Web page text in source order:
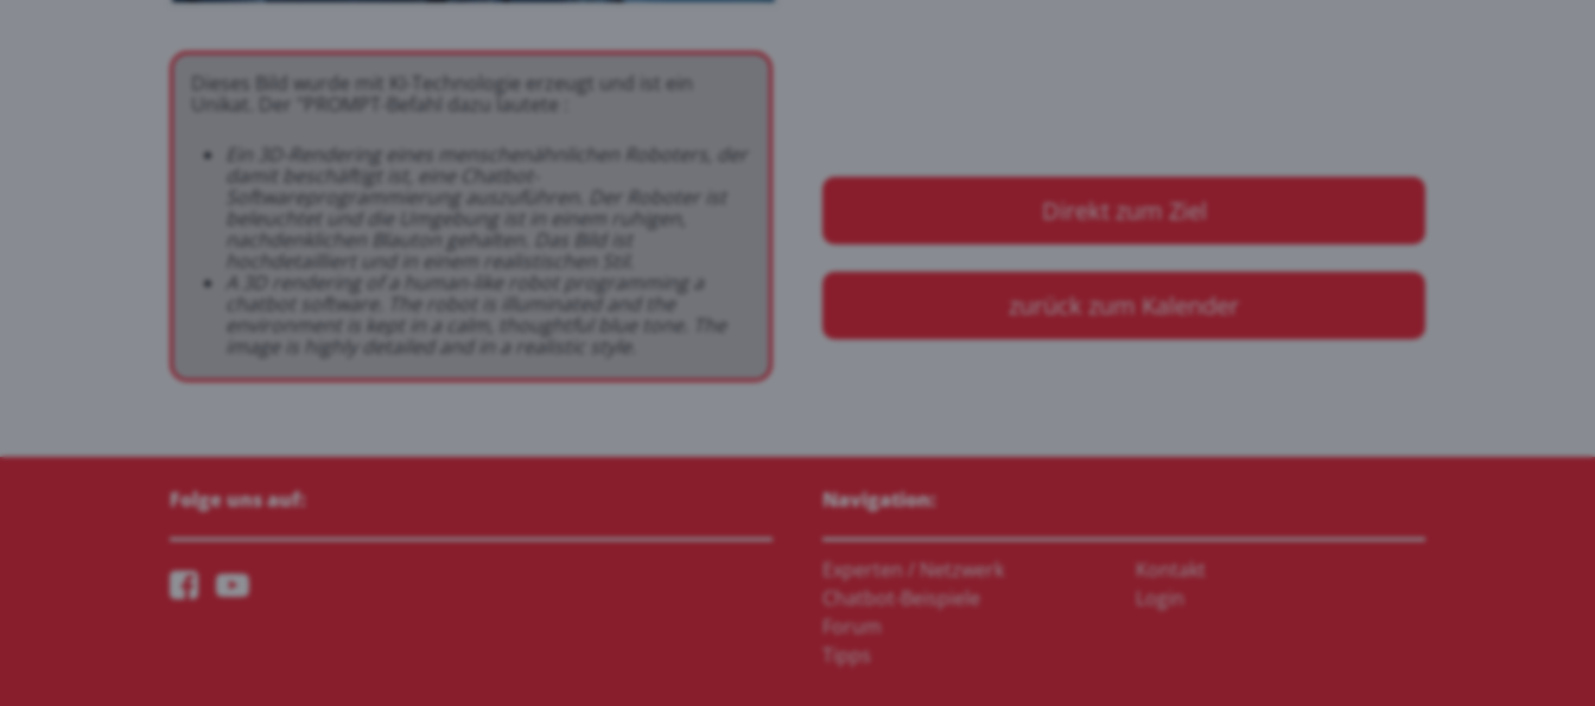
Dieses Bild wurde mit KI-Technologie erzeugt und ist ein
Unikat. Der "PROMPT-Befahl dazu lautete :
Ein 3D-Rendering eines menschenähnlichen Roboters, der
damit beschäftigt ist, eine Chatbot-
Softwareprogrammierung auszuführen. Der Roboter ist
beleuchtet und die Umgebung ist in einem ruhigen,
nachdenklichen Blauton gehalten. Das Bild ist
hochdetailliert und in einem realistischen Stil.
A 3D rendering of a human-like robot programming a
chatbot software. The robot is illuminated and the
environment is kept in a calm, thoughtful blue tone. The
image is highly detailed and in a realistic style.
Direkt zum Ziel
zurück zum Kalender
Folge uns auf: Navigation:
Experten / Netzwerk
Chatbot-Beispiele
Forum
Tipps
Kontakt
Login